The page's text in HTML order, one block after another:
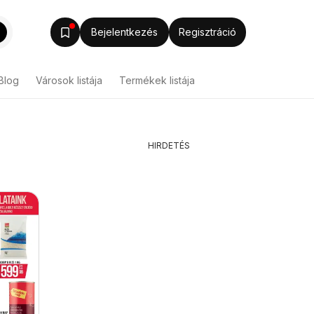
Bejelentkezés Regisztráció
Városok listája Termékek listája
HIRDETÉS